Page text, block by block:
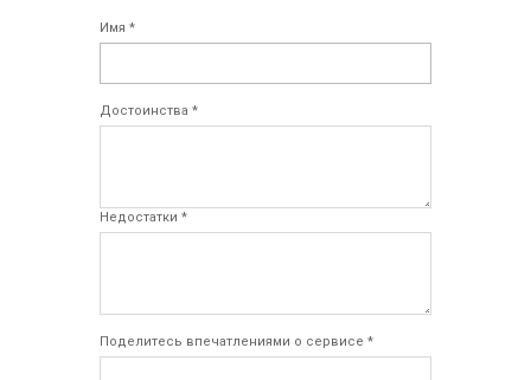
Имя *
Достоинства *
Недостатки *
Поделитесь впечатлениями о сервисе *